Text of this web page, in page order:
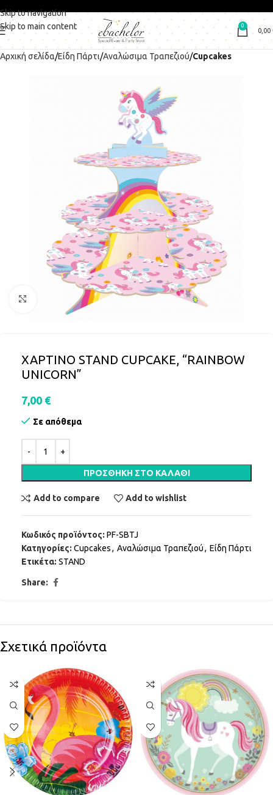
Skip to navigation
Skip to main content
0
0,00
Αρχική σελίδα Είδη Πάρτι Αναλώσιμα Τραπεζιού Cupcakes
Click to enlarge
ΧΑΡΤΙΝΟ STAND CUPCAKE, “RAINBOW
UNICORN”
7,00 €
Σε απόθεμα
ΠΡΟΣΘΉΚΗ ΣΤΟ ΚΑΛΆΘΙ
Add to compare Add to wishlist
Κωδικός προϊόντος: PF-SBTJ
Κατηγορίες: Cupcakes, Αναλώσιμα Τραπεζιού, Είδη Πάρτι
Ετικέτα: STAND
Share:
Σχετικά προϊόντα